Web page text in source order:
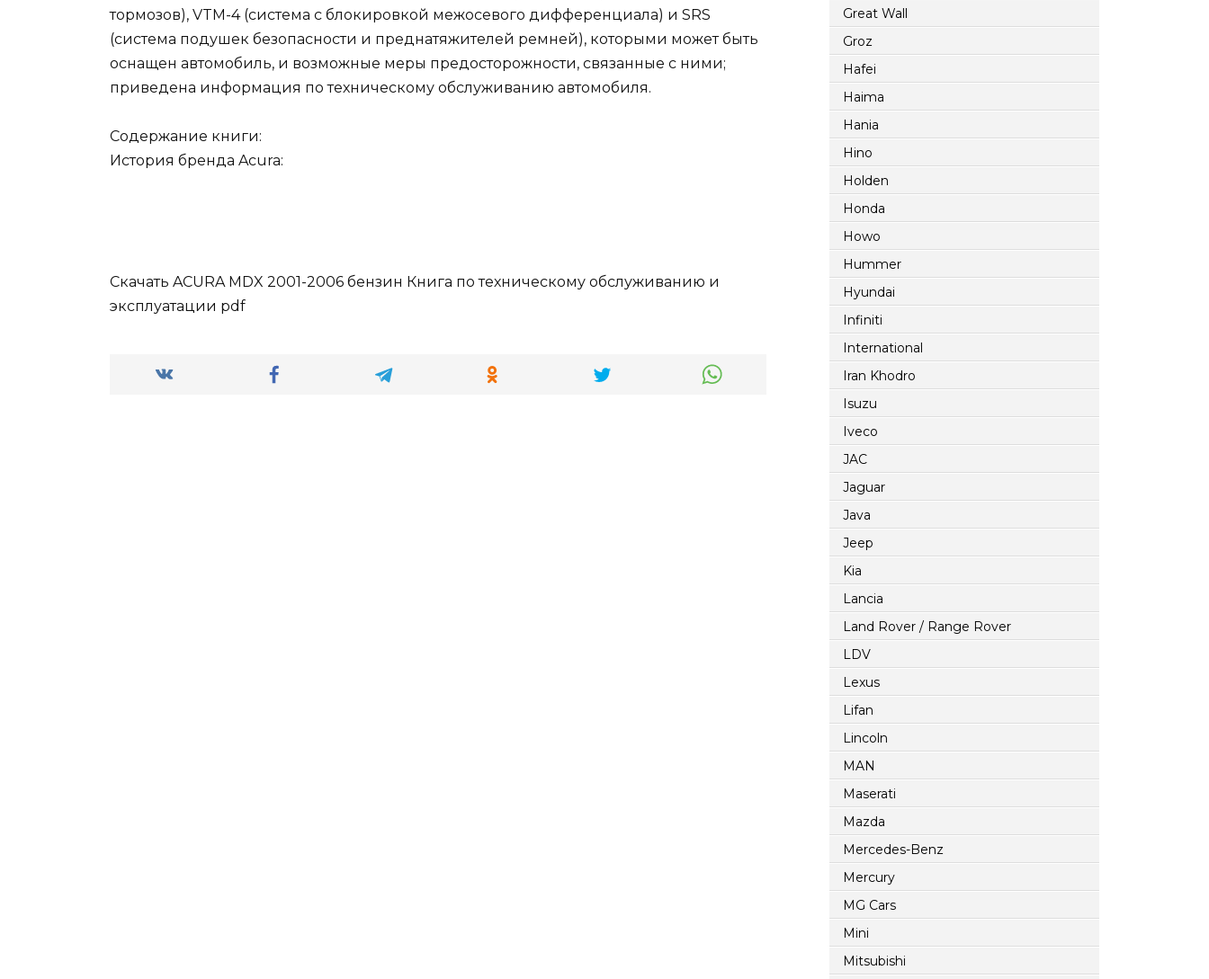
тормозов), VTM-4 (система с блокировкой межосевого дифференциала) и SRS
(система подушек безопасности и преднатяжителей ремней), которыми может быть
оснащен автомобиль, и возможные меры предосторожности, связанные с ними;
приведена информация по техническому обслуживанию автомобиля.
Содержание книги:
История бренда Acura:
Скачать ACURA MDX 2001-2006 бензин Книга по техническому обслуживанию и
эксплуатации pdf
Great Wall
Groz
Hafei
Haima
Hania
Hino
Holden
Honda
Howo
Hummer
Hyundai
Infiniti
International
Iran Khodro
Isuzu
Iveco
JAC
Jaguar
Java
Jeep
Kia
Lancia
Land Rover / Range Rover
LDV
Lexus
Lifan
Lincoln
MAN
Maserati
Mazda
Mercedes-Benz
Mercury
MG Cars
Mini
Mitsubishi